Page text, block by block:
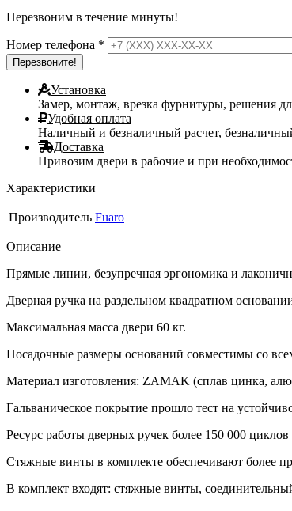
Перезвоним в течение минуты!
Номер телефона *
Установка
Замер, монтаж, врезка фурнитуры, решения
Удобная оплата
Наличный и безналичный расчет,
Доставка
Привозим двери в рабочие и при
Характеристики
Производитель Fuaro
Описание
Прямые линии, безупречная эргономика и
Дверная ручка на раздельном квадратном
Максимальная масса двери 60 кг.
Посадочные размеры оснований совместимы со
Материал изготовления: ZAMAK (сплав цинка,
Гальваническое покрытие прошло тест на
Ресурс работы дверных ручек более 150 000
Стяжные винты в комплекте обеспечивают более
В комплект входят: стяжные винты,